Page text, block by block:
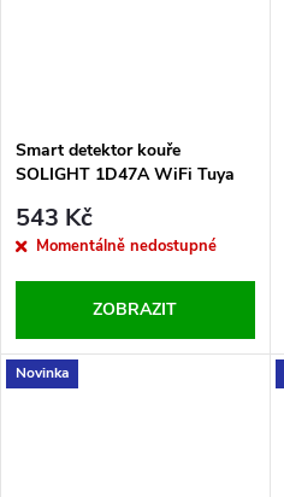
Smart detektor kouře
SOLIGHT 1D47A WiFi Tuya
543 Kč
Momentálně nedostupné
ZOBRAZIT
Novinka